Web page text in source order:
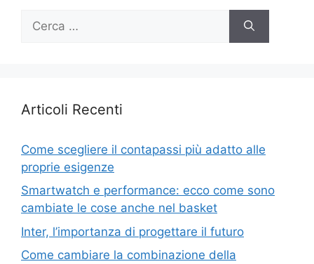
per:
Articoli Recenti
Come scegliere il contapassi più adatto alle
proprie esigenze
Smartwatch e performance: ecco come sono
cambiate le cose anche nel basket
Inter, l’importanza di progettare il futuro
Come cambiare la combinazione della